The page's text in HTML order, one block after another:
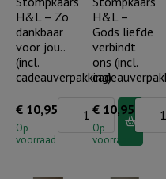
liefde..
aantal
bij
God..
aantal
H&L – Zo
dankbaar
voor jou..
(incl.
cadeauverpakking)
€ 10,95
Op
voorraad
Stompkaars
H&L –
Gods liefde
verbindt
ons (incl.
€ 10,95
Op
voorraad
H&L
-